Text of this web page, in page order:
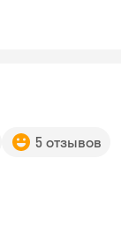
5 отзывов